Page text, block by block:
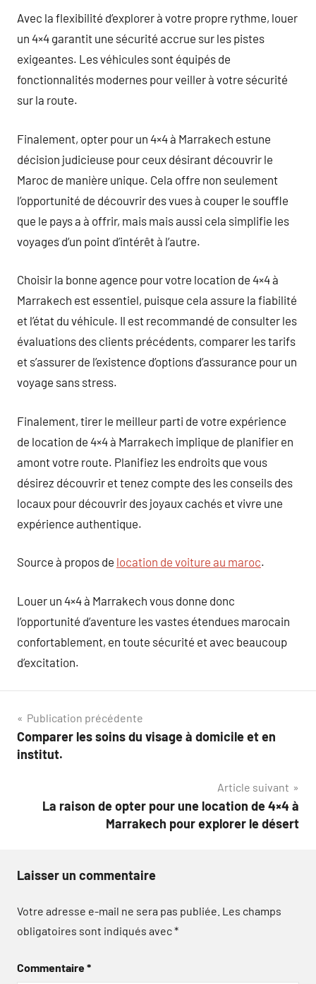
Avec la flexibilité d’explorer à votre propre rythme, louer
un 4×4 garantit une sécurité accrue sur les pistes
exigeantes. Les véhicules sont équipés de
fonctionnalités modernes pour veiller à votre sécurité
sur la route.
Finalement, opter pour un 4×4 à Marrakech estune
décision judicieuse pour ceux désirant découvrir le
Maroc de manière unique. Cela offre non seulement
l’opportunité de découvrir des vues à couper le souffle
que le pays a à offrir, mais mais aussi cela simplifie les
voyages d’un point d’intérêt à l’autre.
Choisir la bonne agence pour votre location de 4×4 à
Marrakech est essentiel, puisque cela assure la fiabilité
et l’état du véhicule. Il est recommandé de consulter les
évaluations des clients précédents, comparer les tarifs
et s’assurer de l’existence d’options d’assurance pour un
voyage sans stress.
Finalement, tirer le meilleur parti de votre expérience
de location de 4×4 à Marrakech implique de planifier en
amont votre route. Planifiez les endroits que vous
désirez découvrir et tenez compte des les conseils des
locaux pour découvrir des joyaux cachés et vivre une
expérience authentique.
Source à propos de location de voiture au maroc.
Louer un 4×4 à Marrakech vous donne donc
l’opportunité d’aventure les vastes étendues marocain
confortablement, en toute sécurité et avec beaucoup
d’excitation.
Navigation
de
Publication précédente
Comparer les soins du visage à domicile et en
institut.
Article suivant
La raison de opter pour une location de 4×4 à
Marrakech pour explorer le désert
Laisser un commentaire
Votre adresse e-mail ne sera pas publiée. Les champs
obligatoires sont indiqués avec*
Commentaire*